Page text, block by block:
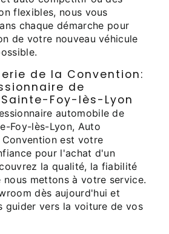
flexibles, nous vous
chaque démarche pour
de votre nouveau véhicule
de la Convention:
de
Foy-lès-Lyon
automobile de
Foy-lès-Lyon, Auto
est votre
pour l'achat d'un
la qualité, la fiabilité
mettons à votre service.
dès aujourd'hui et
guider vers la voiture de vos